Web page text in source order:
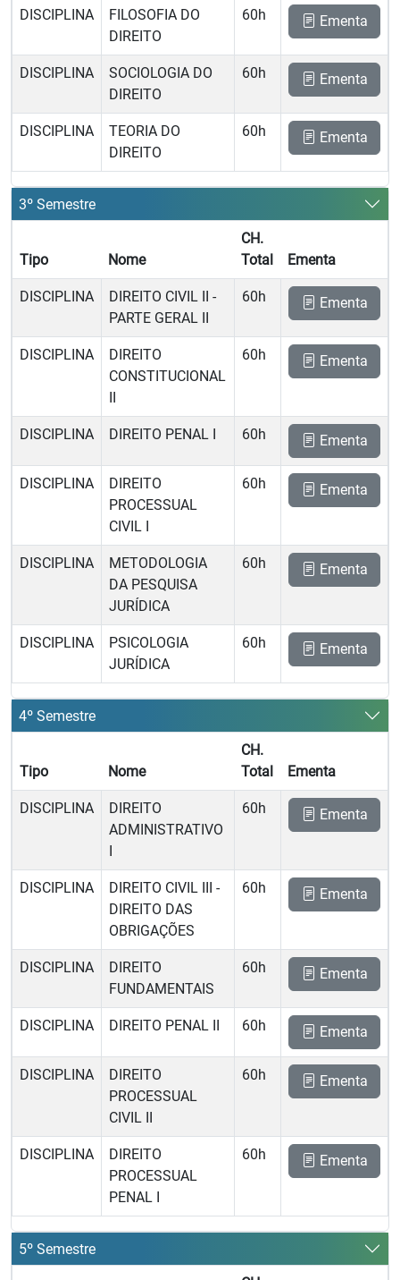
DISCIPLINA
FILOSOFIA DO
DIREITO
60h Ementa
DISCIPLINA
SOCIOLOGIA DO
DIREITO
60h Ementa
DISCIPLINA
TEORIA DO
DIREITO
60h Ementa
3º Semestre
Tipo Nome
CH.
Total
Ementa
DISCIPLINA
DIREITO CIVIL II -
PARTE GERAL II
60h Ementa
DISCIPLINA
DIREITO
CONSTITUCIONAL
II
60h Ementa
DISCIPLINA DIREITO PENAL I 60h Ementa
DISCIPLINA
DIREITO
PROCESSUAL
CIVIL I
60h Ementa
DISCIPLINA
METODOLOGIA
DA PESQUISA
JURÍDICA
60h Ementa
DISCIPLINA
PSICOLOGIA
JURÍDICA
60h Ementa
4º Semestre
Tipo Nome
CH.
Total
Ementa
DISCIPLINA
DIREITO
ADMINISTRATIVO
I
60h Ementa
DISCIPLINA
DIREITO CIVIL III -
DIREITO DAS
OBRIGAÇÕES
60h Ementa
DISCIPLINA
DIREITO
FUNDAMENTAIS
60h Ementa
DISCIPLINA DIREITO PENAL II 60h Ementa
DISCIPLINA
DIREITO
PROCESSUAL
CIVIL II
60h Ementa
DISCIPLINA
DIREITO
PROCESSUAL
PENAL I
60h Ementa
5º Semestre